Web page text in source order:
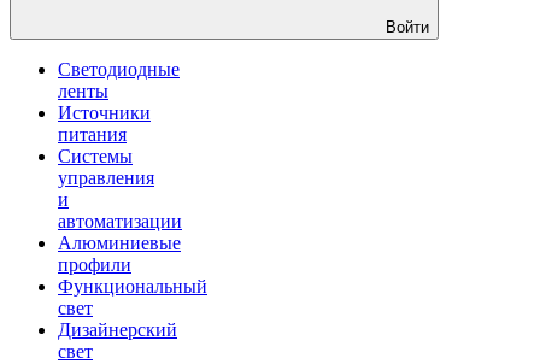
Войти
Светодиодные
ленты
Источники
питания
Системы
управления
и
автоматизации
Алюминиевые
профили
Функциональный
свет
Дизайнерский
свет